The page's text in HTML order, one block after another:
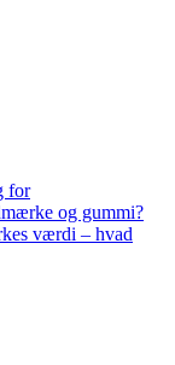
for
og gummi?
værdi – hvad